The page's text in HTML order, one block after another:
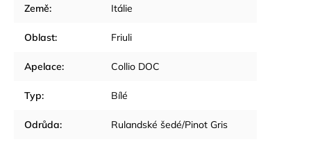
Země: Itálie
Oblast: Friuli
Apelace: Collio DOC
Typ: Bílé
Odrůda: Rulandské šedé/Pinot Gris